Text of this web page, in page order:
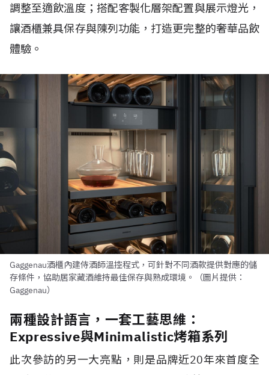
調整至適飲溫度；搭配客製化層架配置與展示燈光，
讓酒櫃兼具保存與陳列功能，打造更完整的奢華品飲
體驗。
Gaggenau酒櫃內建侍酒師溫控程式，可針對不同酒款提供對應的儲
存條件，協助居家藏酒維持最佳保存與熟成環境。（圖片提供：
Gaggenau）
兩種設計語言，一套工藝思維：
Expressive與Minimalistic烤箱系列
此次參訪的另一大亮點，則是品牌近20年來首度全